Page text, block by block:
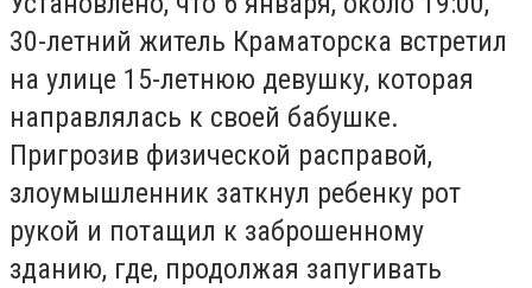
30-летний житель Краматорска встретил
на улице 15-летнюю девушку, которая
направлялась к своей бабушке.
Пригрозив физической расправой,
злоумышленник заткнул ребенку рот
рукой и потащил к заброшенному
зданию, где, продолжая запугивать